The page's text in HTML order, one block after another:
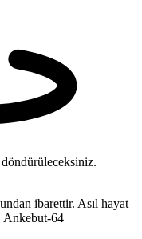
ibarettir. Asıl hayat
Ankebut-64